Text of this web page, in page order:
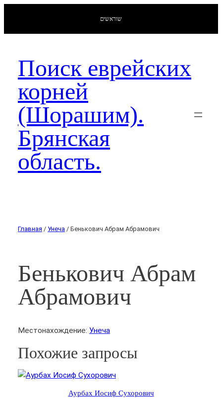
שוראשים
Поиск еврейских
корней
(Шорашим).
Брянская
область.
Главная / Унеча / Бенькович Абрам Абрамович
Бенькович Абрам
Абрамович
Местонахождение: Унеча
Похожие запросы
Аурбах Иосиф Сухорович